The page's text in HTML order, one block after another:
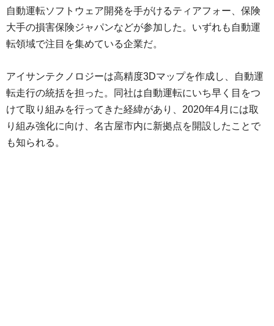
自動運転ソフトウェア開発を手がけるティアフォー、保険
大手の損害保険ジャパンなどが参加した。いずれも自動運
転領域で注目を集めている企業だ。
アイサンテクノロジーは高精度3Dマップを作成し、自動運
転走行の統括を担った。同社は自動運転にいち早く目をつ
けて取り組みを行ってきた経緯があり、2020年4月には取
り組み強化に向け、名古屋市内に新拠点を開設したことで
も知られる。